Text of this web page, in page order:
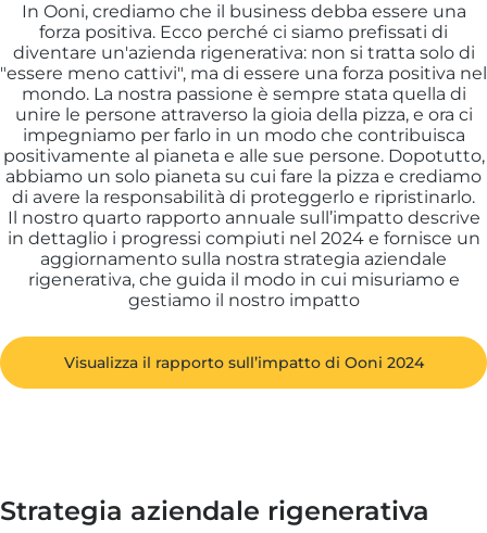
In Ooni, crediamo che il business debba essere una
forza positiva. Ecco perché ci siamo prefissati di
diventare un'azienda rigenerativa: non si tratta solo di
"essere meno cattivi", ma di essere una forza positiva nel
mondo. La nostra passione è sempre stata quella di
unire le persone attraverso la gioia della pizza, e ora ci
impegniamo per farlo in un modo che contribuisca
positivamente al pianeta e alle sue persone. Dopotutto,
abbiamo un solo pianeta su cui fare la pizza e crediamo
di avere la responsabilità di proteggerlo e ripristinarlo.
Il nostro quarto rapporto annuale sull’impatto descrive
in dettaglio i progressi compiuti nel 2024 e fornisce un
aggiornamento sulla nostra strategia aziendale
rigenerativa, che guida il modo in cui misuriamo e
gestiamo il nostro impatto
Visualizza il rapporto sull’impatto di Ooni 2024
Strategia aziendale rigenerativa